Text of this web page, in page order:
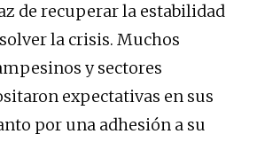
de recuperar la estabilidad
la crisis. Muchos
y sectores
expectativas en sus
por una adhesión a su